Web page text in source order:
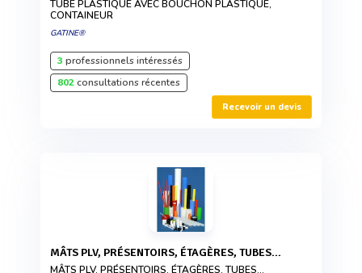
TUBE PLASTIQUE AVEC BOUCHON PLASTIQUE,
CONTAINEUR
GATINE®
3 professionnels intéressés
802consultations récentes
Recevoir un devis
MÂTS PLV, PRÉSENTOIRS, ÉTAGÈRES, TUBES...
MÂTS PLV, PRÉSENTOIRS, ÉTAGÈRES, TUBES...